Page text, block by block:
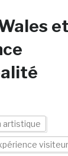
et
artistique
visiteur